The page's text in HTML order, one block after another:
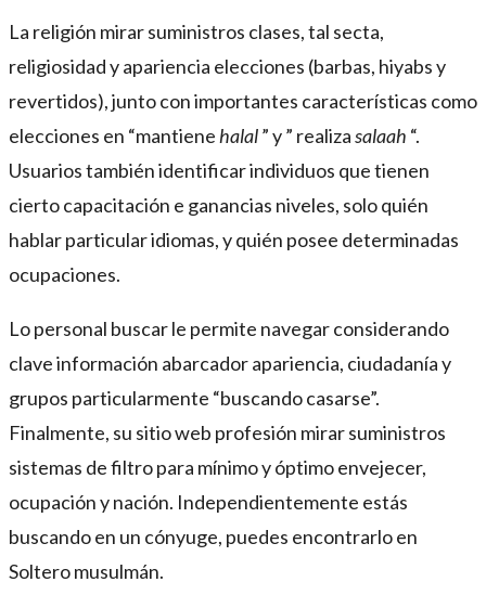
La religión mirar suministros clases, tal secta,
religiosidad y apariencia elecciones (barbas, hiyabs y
revertidos), junto con importantes características como
elecciones en “mantiene halal” y ” realizasalaah “.
Usuarios también identificar individuos que tienen
cierto capacitación e ganancias niveles, solo quién
hablar particular idiomas, y quién posee determinadas
ocupaciones.
Lo personal buscar le permite navegar considerando
clave información abarcador apariencia, ciudadanía y
grupos particularmente “buscando casarse”.
Finalmente, su sitio web profesión mirar suministros
sistemas de filtro para mínimo y óptimo envejecer,
ocupación y nación. Independientemente estás
buscando en un cónyuge, puedes encontrarlo en
Soltero musulmán.